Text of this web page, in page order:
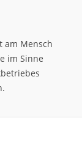
am Mensch
im Sinne